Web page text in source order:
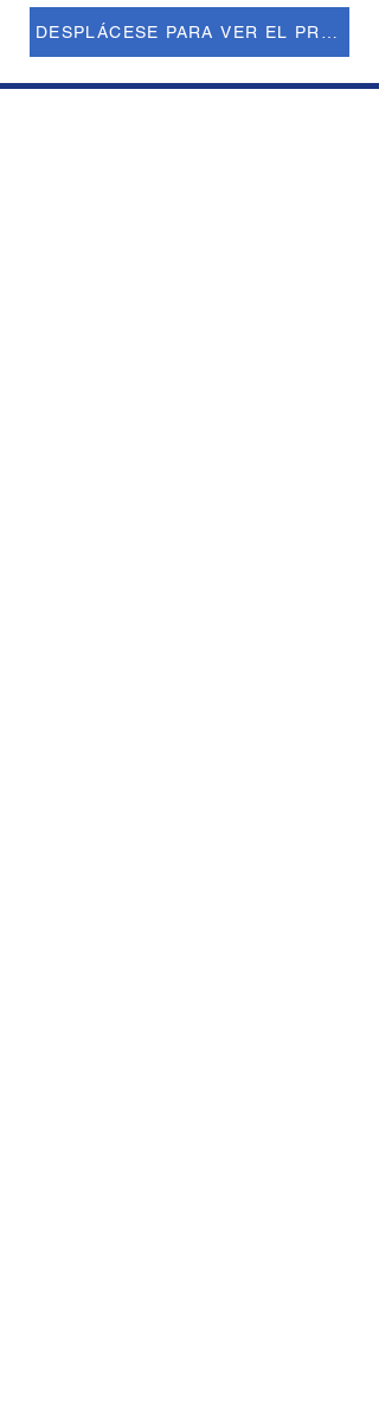
DESPLÁCESE PARA VER EL